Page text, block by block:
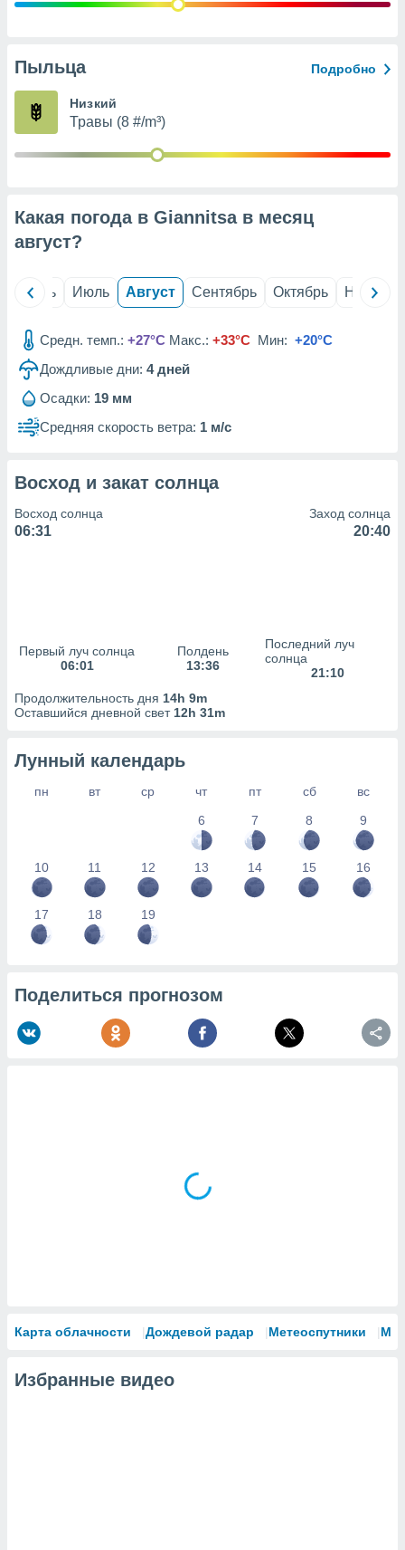
рекламы
сведения
1199
Пыльца Подробно
Низкий
Травы (8 #/m³)
Какая погода в Giannitsa в месяц
август?
Июнь Июль Август Сентябрь Октябрь Ноябрь
Средн. темп.: +27°C Макс.: +33°C Мин: +20°C
Дождливые дни: 4дней
Осадки: 19 мм
Средняя скорость ветра: 1 м/с
Восход и закат солнца
Восход солнца
06:31
Заход солнца
20:40
Первый луч солнца
06:01
Полдень
13:36
Последний луч
солнца
21:10
Продолжительность дня 14h 9m
Оставшийся дневной свет 12h 31m
Лунный календарь
пн вт ср чт пт сб
вс
6
7 8 9
10 11 12 13 14 15 16
17 18 19
Поделиться прогнозом
Карта облачности Дождевой радар Метеоспутники
Избранные видео